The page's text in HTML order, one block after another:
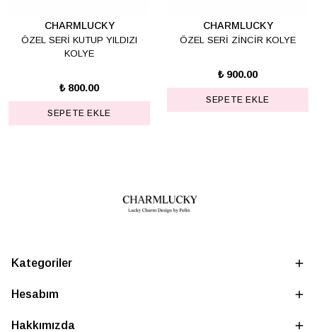
CHARMLUCKY
ÖZEL SERİ KUTUP YILDIZI
KOLYE
₺ 800.00
SEPETE EKLE
CHARMLUCKY
ÖZEL SERİ ZİNCİR KOLYE
₺ 900.00
SEPETE EKLE
Kategoriler
Hesabım
Hakkımızda